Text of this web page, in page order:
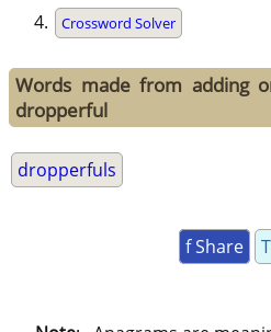
Crossword Solver
Words made from adding
dropperful
dropperfuls
f Share